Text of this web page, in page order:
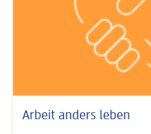
Arbeit anders leben